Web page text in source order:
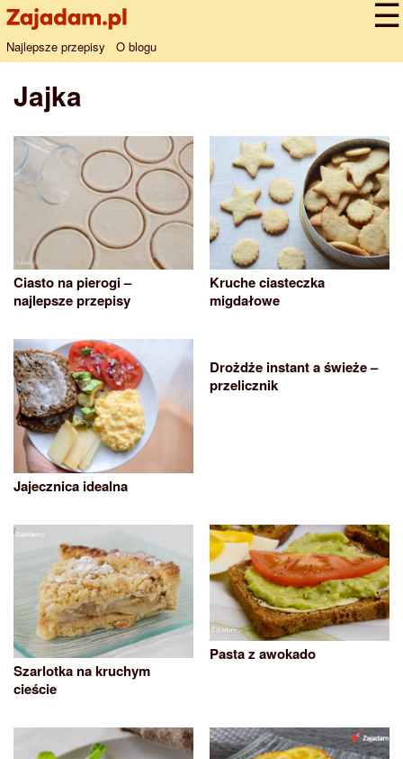
Najlepsze przepisy O blogu
Jajka
Ciasto na pierogi –
najlepsze przepisy
Kruche ciasteczka
migdałowe
Jajecznica idealna
Drożdże instant a świeże –
przelicznik
Szarlotka na kruchym
cieście
Pasta z awokado